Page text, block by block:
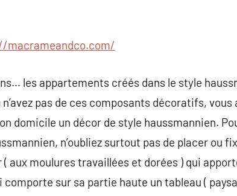
macrameandco.com/
les appartements créés dans le style
pas de ces composants décoratifs, vous
domicile un décor de style haussmannien.
n’oubliez surtout pas de placer ou
aux moulures travaillées et dorées ) qui
sur sa partie haute un tableau (